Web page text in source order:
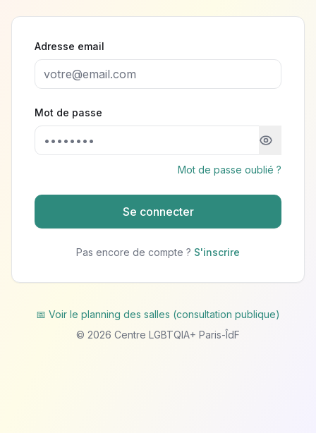
Adresse email
Mot de passe
Mot de passe oublié ?
Se connecter
Pas encore de compte ? S'inscrire
📅 Voir le planning des salles (consultation publique)
© 2026 Centre LGBTQIA+ Paris-ÎdF